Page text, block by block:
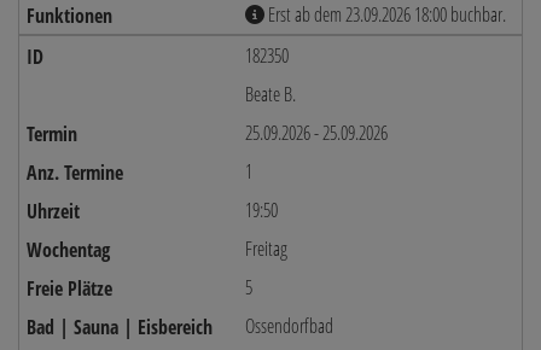
Erst ab dem 23.09.2026 18:00 buchbar.
182350
Beate B.
25.09.2026 - 25.09.2026
1
19:50
Freitag
5
Ossendorfbad